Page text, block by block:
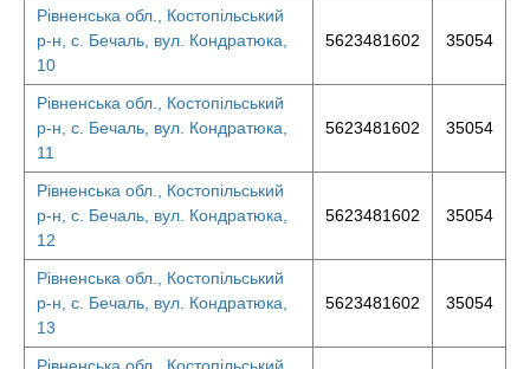
Рівненська обл., Костопільський
р-н, с. Бечаль, вул. Кондратюка,
10
5623481602 35054
Рівненська обл., Костопільський
р-н, с. Бечаль, вул. Кондратюка,
11
5623481602 35054
Рівненська обл., Костопільський
р-н, с. Бечаль, вул. Кондратюка,
12
5623481602 35054
Рівненська обл., Костопільський
р-н, с. Бечаль, вул. Кондратюка,
13
5623481602 35054